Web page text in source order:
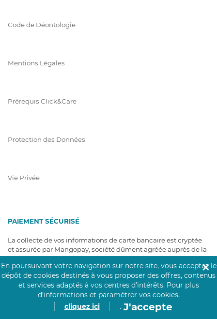
Code de Déontologie
Mentions Légales
Prérequis Click&Care
Protection des Données
Vie Privée
PAIEMENT SÉCURISÉ
La collecte de vos informations de carte bancaire est cryptée
et assurée par Mangopay, société dûment agréée auprès de la
Banque de France.
En poursuivant votre navigation sur notre site, vous acceptez le
dépôt de cookies destinés à vous proposer des offres, contenus
et services adaptés à vos centres d’intérêts. Pour plus
d’informations et paramétrer vos cookies,
cliquez ici
. J'accepte
✕